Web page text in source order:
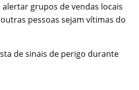
grupos de vendas locais
pessoas sejam vítimas do
de sinais de perigo durante